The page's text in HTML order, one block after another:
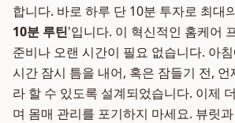
합니다. 바로 하루 단 10분 투자로 최대
10분 루틴'입니다. 이 혁신적인 홈케어
준비나 오랜 시간이 필요 없습니다. 아
시간 잠시 틈을 내어, 혹은 잠들기 전,
라 할 수 있도록 설계되었습니다. 이제
며 몸매 관리를 포기하지 마세요. 뷰릿